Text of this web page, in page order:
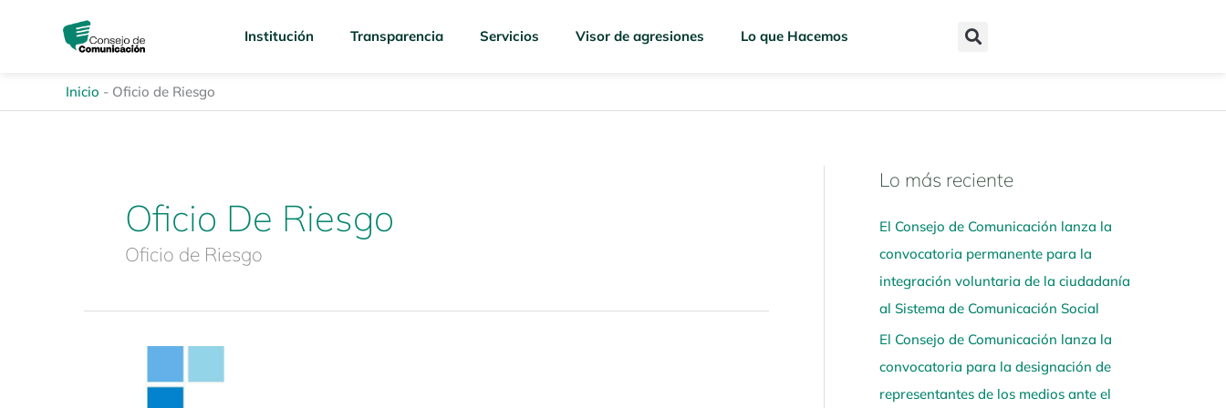
Institución Transparencia Servicios Visor de agresiones Lo que Hacemos
Inicio - Oficio de Riesgo
Oficio De Riesgo
Oficio de Riesgo
Lo más reciente
El Consejo de Comunicación lanza la
convocatoria permanente para la
integración voluntaria de la ciudadanía
al Sistema de Comunicación Social
El Consejo de Comunicación lanza la
convocatoria para la designación de
representantes de los medios ante el
N
v
e
g
a
a
q
u